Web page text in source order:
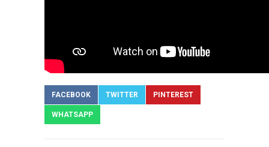
FACEBOOK TWITTER PINTEREST
WHATSAPP